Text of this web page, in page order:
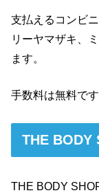
支払えるコンビ
リーヤマザキ、
ます。
手数料は無料です
THE BODY
THE BODY